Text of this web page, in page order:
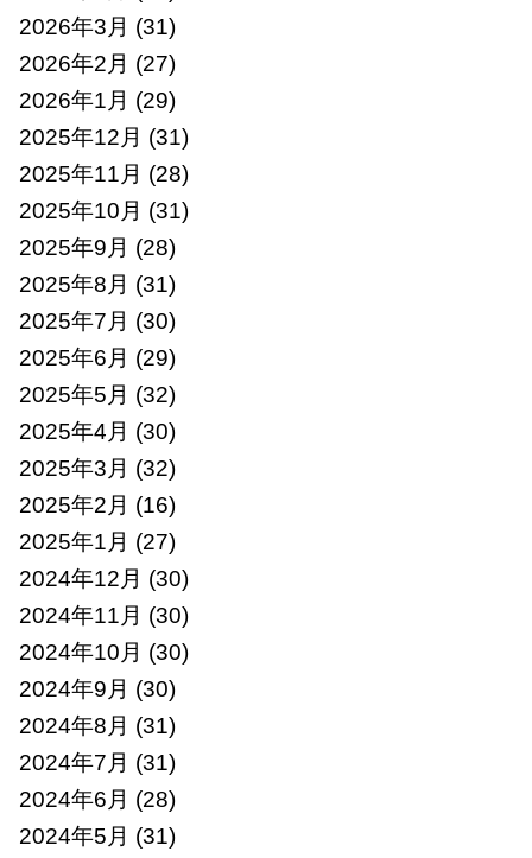
2026年3月 (31)
2026年2月 (27)
2026年1月 (29)
2025年12月 (31)
2025年11月 (28)
2025年10月 (31)
2025年9月 (28)
2025年8月 (31)
2025年7月 (30)
2025年6月 (29)
2025年5月 (32)
2025年4月 (30)
2025年3月 (32)
2025年2月 (16)
2025年1月 (27)
2024年12月 (30)
2024年11月 (30)
2024年10月 (30)
2024年9月 (30)
2024年8月 (31)
2024年7月 (31)
2024年6月 (28)
2024年5月 (31)